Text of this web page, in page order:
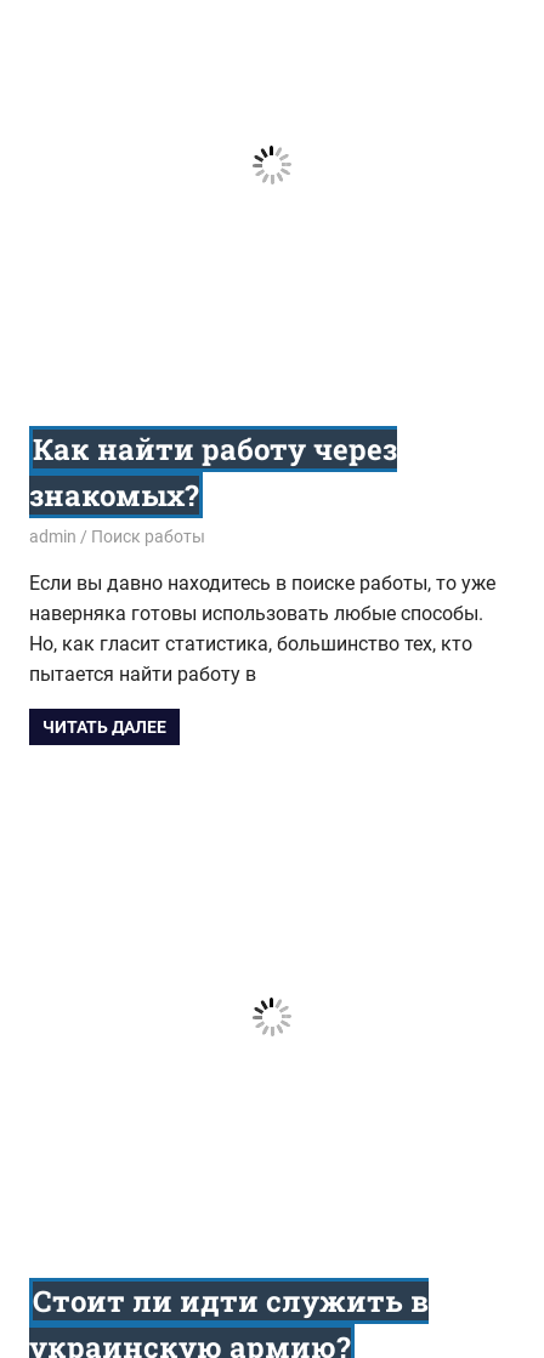
Как найти работу через
знакомых?
17.09.2015
admin Поиск работы
Если вы давно находитесь в поиске работы, то уже
наверняка готовы использовать любые способы.
Но, как гласит статистика, большинство тех, кто
пытается найти работу в
ЧИТАТЬ ДАЛЕЕ
Стоит ли идти служить в
украинскую армию?